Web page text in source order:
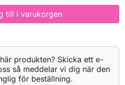
till i varukorgen
produkten? Skicka ett e-
så meddelar vi dig när den
för beställning.